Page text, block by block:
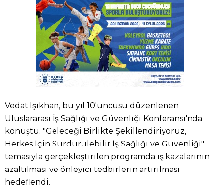
Vedat Işıkhan, bu yıl 10'uncusu düzenlenen
Uluslararası İş Sağlığı ve Güvenliği Konferansı'nda
konuştu. "Geleceği Birlikte Şekillendiriyoruz,
Herkes İçin Sürdürülebilir İş Sağlığı ve Güvenliği"
temasıyla gerçekleştirilen programda iş kazalarının
azaltılması ve önleyici tedbirlerin artırılması
hedeflendi.